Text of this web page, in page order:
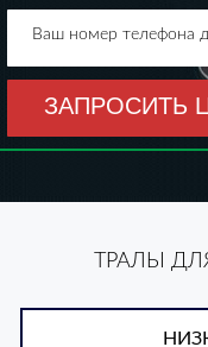
ЗАПРОСИТЬ
Ваш номер телефона
ТРАЛЫ